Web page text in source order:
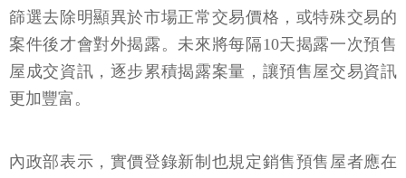
篩選去除明顯異於市場正常交易價格，或特殊交易的
案件後才會對外揭露。未來將每隔10天揭露一次預售
屋成交資訊，逐步累積揭露案量，讓預售屋交易資訊
更加豐富。
內政部表示，實價登錄新制也規定銷售預售屋者應在